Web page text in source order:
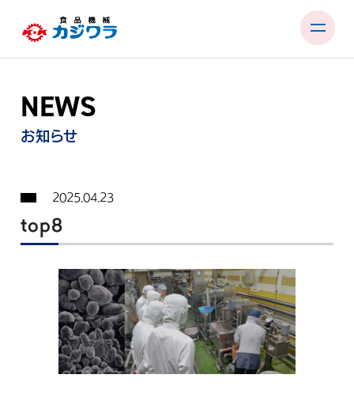
PRODUCTS
TEST ROOM
FACTORY & SUPPORT
COMPANY
RECRUIT
CONTACT
NEWS
お知らせ
2025.04.23
top8